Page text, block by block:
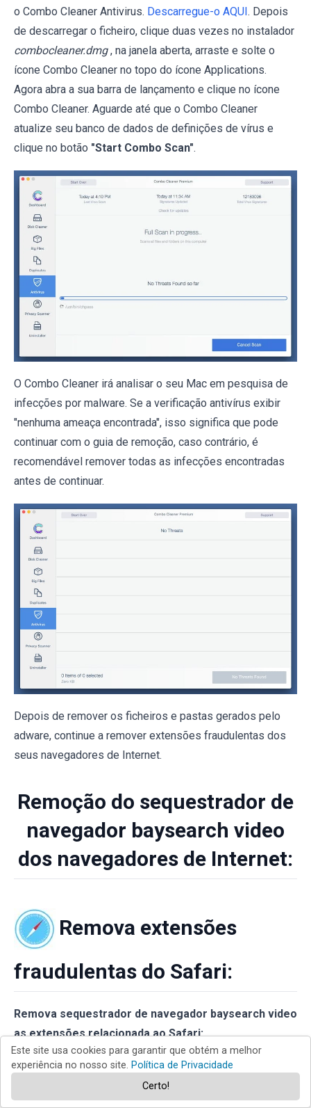
o Combo Cleaner Antivirus. Descarregue-o AQUI . Depois
de descarregar o ficheiro, clique duas vezes no instalador
combocleaner.dmg , na janela aberta, arraste e solte o
ícone Combo Cleaner no topo do ícone Applications.
Agora abra a sua barra de lançamento e clique no ícone
Combo Cleaner. Aguarde até que o Combo Cleaner
atualize seu banco de dados de definições de vírus e
clique no botão "Start Combo Scan".
O Combo Cleaner irá analisar o seu Mac em pesquisa de
infecções por malware. Se a verificação antivírus exibir
"nenhuma ameaça encontrada", isso significa que pode
continuar com o guia de remoção, caso contrário, é
recomendável remover todas as infecções encontradas
antes de continuar.
Depois de remover os ficheiros e pastas gerados pelo
adware, continue a remover extensões fraudulentas dos
seus navegadores de Internet.
Remoção do sequestrador de
navegador baysearch video
dos navegadores de Internet:
Remova extensões
fraudulentas do Safari:
Remova sequestrador de navegador baysearch video
as extensões relacionada ao Safari:
Este site usa cookies para garantir que obtém a melhor
experiência no nosso site. Política de Privacidade
Certo!